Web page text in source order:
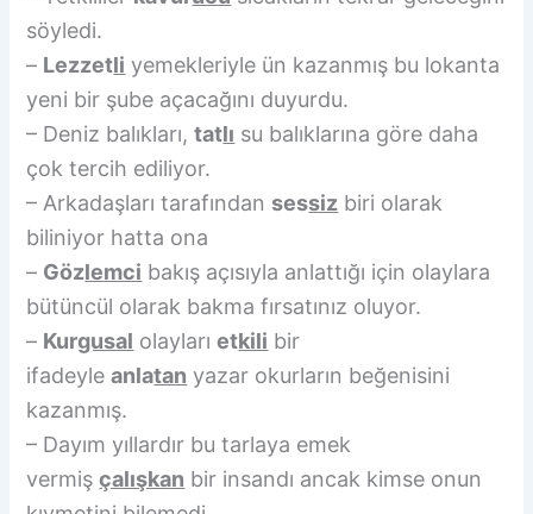
söyledi.
– Lezzetli yemekleriyle ün kazanmış bu lokanta
yeni bir şube açacağını duyurdu.
– Deniz balıkları,tatlı su balıklarına göre daha
çok tercih ediliyor.
– Arkadaşları tarafından sessiz biri olarak
biliniyor hatta ona
– Gözlemci bakış açısıyla anlattığı için olaylara
bütüncül olarak bakma fırsatınız oluyor.
– Kurgusal olaylarıetkili bir
ifadeyleanlatan yazar okurların beğenisini
kazanmış.
– Dayım yıllardır bu tarlaya emek
vermişçalışkan bir insandı ancak kimse onun